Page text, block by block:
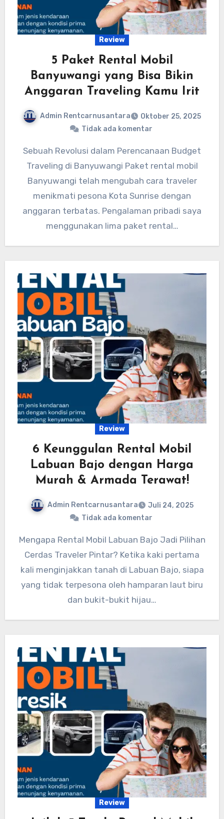
Review
5 Paket Rental Mobil
Banyuwangi yang Bisa Bikin
Anggaran Traveling Kamu Irit
Admin Rentcarnusantara
Oktober 25, 2025
Tidak ada komentar
Sebuah Revolusi dalam Perencanaan Budget
Traveling di Banyuwangi Paket rental mobil
Banyuwangi telah mengubah cara traveler
menikmati pesona Kota Sunrise dengan
anggaran terbatas. Pengalaman pribadi saya
menggunakan lima paket rental…
Review
6 Keunggulan Rental Mobil
Labuan Bajo dengan Harga
Murah & Armada Terawat!
Admin Rentcarnusantara
Juli 24, 2025
Tidak ada komentar
Mengapa Rental Mobil Labuan Bajo Jadi Pilihan
Cerdas Traveler Pintar? Ketika kaki pertama
kali menginjakkan tanah di Labuan Bajo, siapa
yang tidak terpesona oleh hamparan laut biru
dan bukit-bukit hijau…
Review